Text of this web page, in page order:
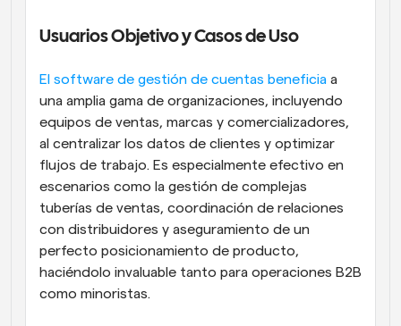
Usuarios Objetivo y Casos de Uso
El software de gestión de cuentas beneficia a
una amplia gama de organizaciones, incluyendo
equipos de ventas, marcas y comercializadores,
al centralizar los datos de clientes y optimizar
flujos de trabajo. Es especialmente efectivo en
escenarios como la gestión de complejas
tuberías de ventas, coordinación de relaciones
con distribuidores y aseguramiento de un
perfecto posicionamiento de producto,
haciéndolo invaluable tanto para operaciones B2B
como minoristas.